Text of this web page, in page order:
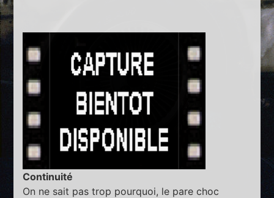
Continuité
On ne sait pas trop pourquoi, le pare choc